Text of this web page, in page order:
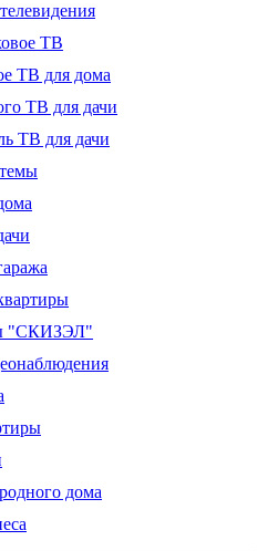
ТВ
ТВ для дома
ТВ для дачи
ТВ для дачи
"СКИЗЭЛ"
дома